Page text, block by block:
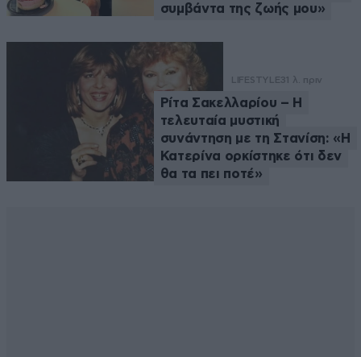
συμβάντα της ζωής μου»
LIFESTYLE31 λ. πριν
Ρίτα Σακελλαρίου – Η
τελευταία μυστική
συνάντηση με τη Στανίση: «Η
Κατερίνα ορκίστηκε ότι δεν
θα τα πει ποτέ»